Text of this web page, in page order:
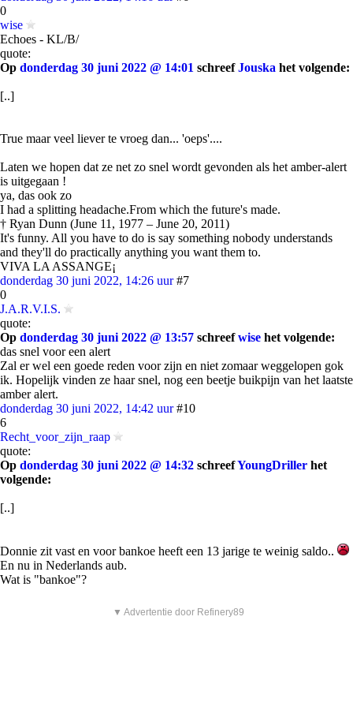
0
wise
Echoes - KL/B/
quote:
Op donderdag 30 juni 2022 @ 14:01 schreefJouska het volgende:
[..]
True maar veel liever te vroeg dan... 'oeps'....
Laten we hopen dat ze net zo snel wordt gevonden als het amber-alert
is uitgegaan !
ya, das ook zo
I had a splitting headache.From which the future's made.
† Ryan Dunn (June 11, 1977 – June 20, 2011)
It's funny. All you have to do is say something nobody understands
and they'll do practically anything you want them to.
VIVA LA ASSANGE¡
donderdag 30 juni 2022, 14:26 uur #7
0
J.A.R.V.I.S.
quote:
Op donderdag 30 juni 2022 @ 13:57 schreefwise het volgende:
das snel voor een alert
Zal er wel een goede reden voor zijn en niet zomaar weggelopen gok
ik. Hopelijk vinden ze haar snel, nog een beetje buikpijn van het laatste
amber alert.
donderdag 30 juni 2022, 14:42 uur #10
6
Recht_voor_zijn_raap
quote:
Op donderdag 30 juni 2022 @ 14:32 schreefYoungDriller het
volgende:
[..]
Donnie zit vast en voor bankoe heeft een 13 jarige te weinig saldo..
En nu in Nederlands aub.
Wat is "bankoe"?
▼ Advertentie door Refinery89